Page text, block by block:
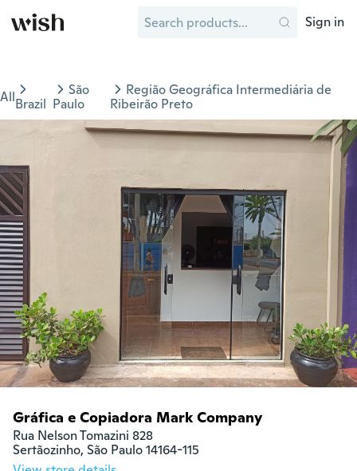
Sign in
AllBrazil
São
Paulo
Região Geográfica Intermediária de
Ribeirão Preto
Gráfica e Copiadora Mark Company
Rua Nelson Tomazini 828
Sertãozinho, São Paulo 14164-115